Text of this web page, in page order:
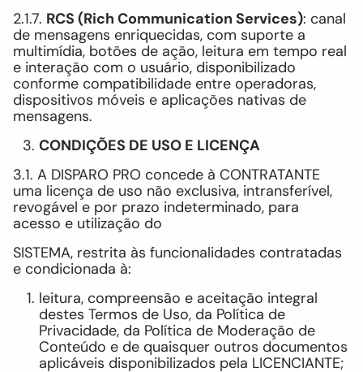
2.1.7. RCS (Rich Communication Services): canal
de mensagens enriquecidas, com suporte a
multimídia, botões de ação, leitura em tempo real
e interação com o usuário, disponibilizado
conforme compatibilidade entre operadoras,
dispositivos móveis e aplicações nativas de
mensagens.
CONDIÇÕES DE USO E LICENÇA
3.1. A DISPARO PRO concede à CONTRATANTE
uma licença de uso não exclusiva, intransferível,
revogável e por prazo indeterminado, para
acesso e utilização do
SISTEMA, restrita às funcionalidades contratadas
e condicionada à:
leitura, compreensão e aceitação integral
destes Termos de Uso, da Política de
Privacidade, da Política de Moderação de
Conteúdo e de quaisquer outros documentos
aplicáveis disponibilizados pela LICENCIANTE;